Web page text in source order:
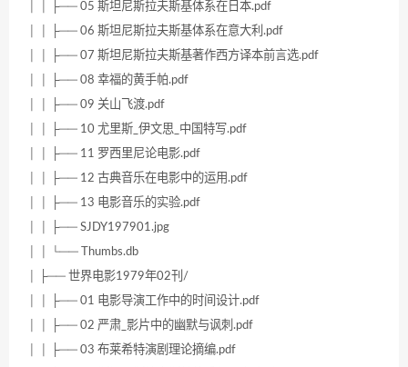
│ │ ├── 05 斯坦尼斯拉夫斯基体系在日本.pdf
│ │ ├── 06 斯坦尼斯拉夫斯基体系在意大利.pdf
│ │ ├── 07 斯坦尼斯拉夫斯基著作西方译本前言选.pdf
│ │ ├── 08 幸福的黄手帕.pdf
│ │ ├── 09 关山飞渡.pdf
│ │ ├── 10 尤里斯_伊文思_中国特写.pdf
│ │ ├── 11 罗西里尼论电影.pdf
│ │ ├── 12 古典音乐在电影中的运用.pdf
│ │ ├── 13 电影音乐的实验.pdf
│ │ ├── SJDY197901.jpg
│ │ └── Thumbs.db
│ ├── 世界电影1979年02刊/
│ │ ├── 01 电影导演工作中的时间设计.pdf
│ │ ├── 02 严肃_影片中的幽默与讽刺.pdf
│ │ ├── 03 布莱希特演剧理论摘编.pdf